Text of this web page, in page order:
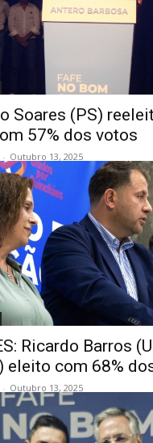
Soares (PS)
57% dos votos
- Outubro 13, 2025
Ricardo Barros
eleito com 68%
- Outubro 13, 2025